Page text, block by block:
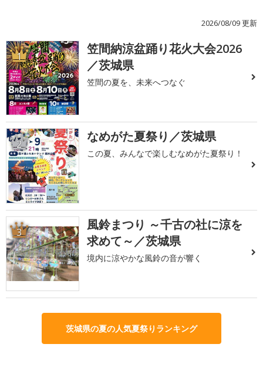
2026/08/09 更新
1
笠間納涼盆踊り花火大会2026
／茨城県
笠間の夏を、未来へつなぐ
2 なめがた夏祭り／茨城県
この夏、みんなで楽しむなめがた夏祭り！
3
風鈴まつり ～千古の社に涼を
求めて～／茨城県
境内に涼やかな風鈴の音が響く
茨城県の夏の人気夏祭りランキング